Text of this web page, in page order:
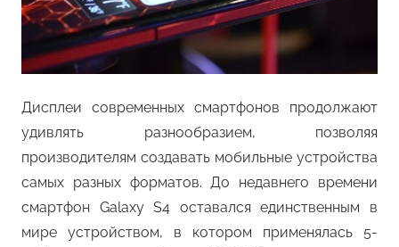
Дисплеи современных смартфонов продолжают
удивлять разнообразием, позволяя
производителям создавать мобильные устройства
самых разных форматов. До недавнего времени
смартфон Galaxy S4 оставался единственным в
мире устройством, в котором применялась 5-